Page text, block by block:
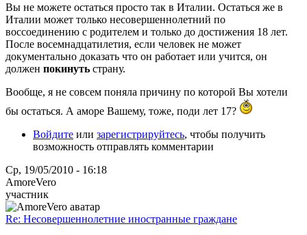
Вы не можете остаться просто так в Италии. Остаться же в
Италии может только несовершеннолетний по
воссоединению с родителем и только до достижения 18 лет.
После восемнадцатилетия, если человек не может
документально доказать что он работает или учится, он
должен покинуть страну.
Вообще, я не совсем поняла причину по которой Вы хотели
бы остаться. А аморе Вашему, тоже, поди лет 17?
Войдите или зарегистрируйтесь, чтобы получить
возможность отправлять комментарии
Ср, 19/05/2010 - 16:18
AmoreVero
участник
Re: Несовершеннолетние иностранные граждане